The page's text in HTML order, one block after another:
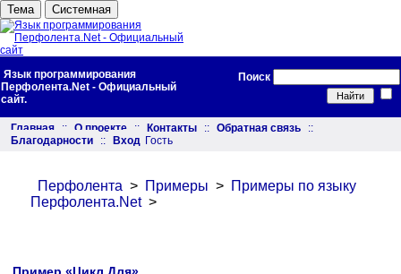
Тема Системная
Язык программирования
Перфолента.Net - Официальный
сайт.
Поиск
Главная :: О проекте :: Контакты :: Обратная связь
::
Благодарности
:: Вход Гость
Перфолента > Примеры > Примеры по языку
Перфолента.Net >
Пример «Цикл Для»